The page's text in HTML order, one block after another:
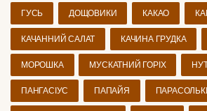
ГУСЬ ДОЩОВИКИ КАКАО
КАЧАННИЙ САЛАТ КАЧИНА ГРУДКА
МОРОШКА МУСКАТНИЙ ГОРІХ
ПАНГАСІУС ПАПАЙЯ